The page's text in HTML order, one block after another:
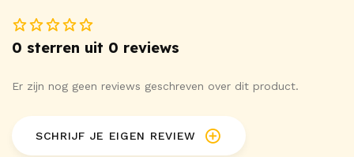
0 sterren uit 0 reviews
Er zijn nog geen reviews geschreven over dit product.
SCHRIJF JE EIGEN REVIEW